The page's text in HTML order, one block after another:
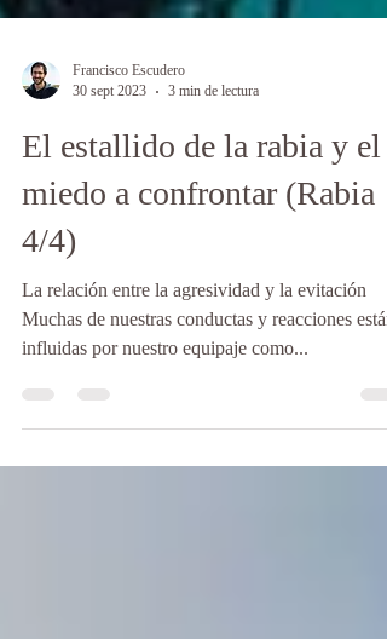
30 sept 2023
3 min de lectura
El estallido de la rabia y el
miedo a confrontar (Rabia
4/4)
La relación entre la agresividad y la evitación